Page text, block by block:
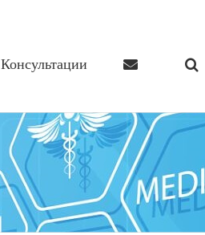
Консультации